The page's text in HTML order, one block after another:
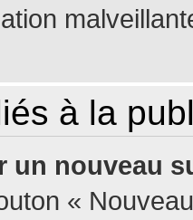
à la
un nouveau
«